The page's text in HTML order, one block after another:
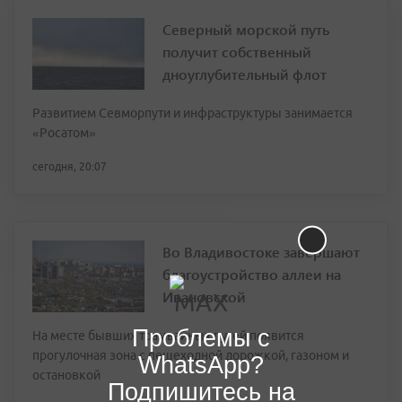
Северный морской путь
получит собственный
дноуглубительный флот
Развитием Севморпути и инфраструктуры занимается
«Росатом»
сегодня, 20:07
Во Владивостоке завершают
благоустройство аллеи на
Ивановской
На месте бывших трамвайных путей появится
прогулочная зона с пешеходной дорожкой, газоном и
остановкой
Проблемы с
WhatsApp?
Подпишитесь на